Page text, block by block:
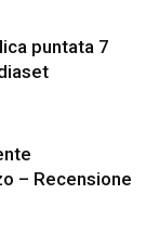
puntata 7
– Recensione